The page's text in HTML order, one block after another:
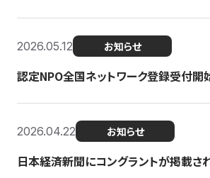
2026.05.12 お知らせ
認定NPO全国ネットワーク登録受付開
2026.04.22 お知らせ
日本経済新聞にコングラントが掲載さ